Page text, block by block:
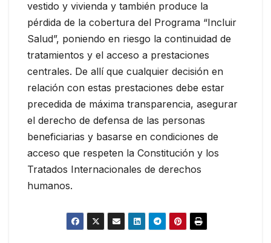
vestido y vivienda y también produce la
pérdida de la cobertura del Programa “Incluir
Salud”, poniendo en riesgo la continuidad de
tratamientos y el acceso a prestaciones
centrales. De allí que cualquier decisión en
relación con estas prestaciones debe estar
precedida de máxima transparencia, asegurar
el derecho de defensa de las personas
beneficiarias y basarse en condiciones de
acceso que respeten la Constitución y los
Tratados Internacionales de derechos
humanos.